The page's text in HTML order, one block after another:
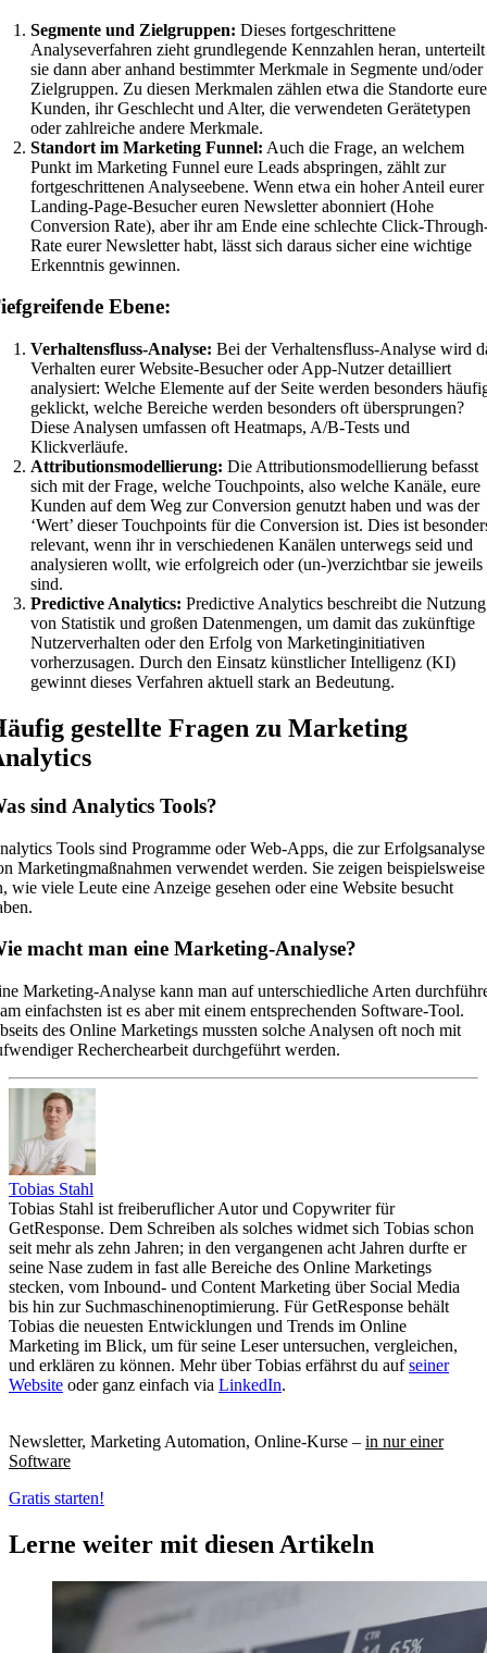
Segmente und Zielgruppen: Dieses fortgeschrittene
Analyseverfahren zieht grundlegende Kennzahlen heran, unterteilt
sie dann aber anhand bestimmter Merkmale in Segmente und/oder
Zielgruppen. Zu diesen Merkmalen zählen etwa die Standorte
Kunden, ihr Geschlecht und Alter, die verwendeten Gerätetypen
oder zahlreiche andere Merkmale.
Standort im Marketing Funnel: Auch die Frage, an welchem
Punkt im Marketing Funnel eure Leads abspringen, zählt zur
fortgeschrittenen Analyseebene. Wenn etwa ein hoher Anteil eurer
Landing-Page-Besucher euren Newsletter abonniert (Hohe
Conversion Rate), aber ihr am Ende eine schlechte Click-
Rate eurer Newsletter habt, lässt sich daraus sicher eine wichtige
Erkenntnis gewinnen.
Ebene:
Verhaltensfluss-Analyse: Bei der Verhaltensfluss-Analyse wird
Verhalten eurer Website-Besucher oder App-Nutzer detailliert
analysiert: Welche Elemente auf der Seite werden besonders
geklickt, welche Bereiche werden besonders oft übersprungen?
Diese Analysen umfassen oft Heatmaps, A/B-Tests und
Klickverläufe.
Attributionsmodellierung: Die Attributionsmodellierung befasst
sich mit der Frage, welche Touchpoints, also welche Kanäle, eure
Kunden auf dem Weg zur Conversion genutzt haben und was der
‘Wert’ dieser Touchpoints für die Conversion ist. Dies ist
relevant, wenn ihr in verschiedenen Kanälen unterwegs seid und
analysieren wollt, wie erfolgreich oder (un-)verzichtbar sie jeweils
sind.
Predictive Analytics: Predictive Analytics beschreibt die Nutzung
von Statistik und großen Datenmengen, um damit das zukünftige
Nutzerverhalten oder den Erfolg von Marketinginitiativen
vorherzusagen. Durch den Einsatz künstlicher Intelligenz (KI)
gewinnt dieses Verfahren aktuell stark an Bedeutung.
gestellte Fragen zu Marketing
sind Analytics Tools?
Tools sind Programme oder Web-Apps, die zur Erfolgsanalyse
Marketingmaßnahmen verwendet werden. Sie zeigen beispielsweise
wie viele Leute eine Anzeige gesehen oder eine Website besucht
macht man eine Marketing-Analyse?
Marketing-Analyse kann man auf unterschiedliche Arten
einfachsten ist es aber mit einem entsprechenden Software-Tool.
des Online Marketings mussten solche Analysen oft noch mit
Recherchearbeit durchgeführt werden.
Tobias Stahl
Tobias Stahl ist freiberuflicher Autor und Copywriter für
GetResponse. Dem Schreiben als solches widmet sich Tobias schon
seit mehr als zehn Jahren; in den vergangenen acht Jahren durfte er
seine Nase zudem in fast alle Bereiche des Online Marketings
stecken, vom Inbound- und Content Marketing über Social Media
bis hin zur Suchmaschinenoptimierung. Für GetResponse behält
Tobias die neuesten Entwicklungen und Trends im Online
Marketing im Blick, um für seine Leser untersuchen, vergleichen,
und erklären zu können. Mehr über Tobias erfährst du aufseiner
Website oder ganz einfach via LinkedIn.
Newsletter, Marketing Automation, Online-Kurse – in nur einer
Software
Gratis starten!
Lerne weiter mit diesen Artikeln